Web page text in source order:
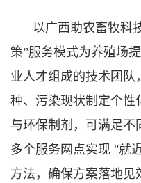
以广西助农畜牧科
策”服务模式为养殖场
业人才组成的技术团队
种、污染现状制定个性
与环保制剂，可满足不
多个服务网点实现 "就
方法，确保方案落地见